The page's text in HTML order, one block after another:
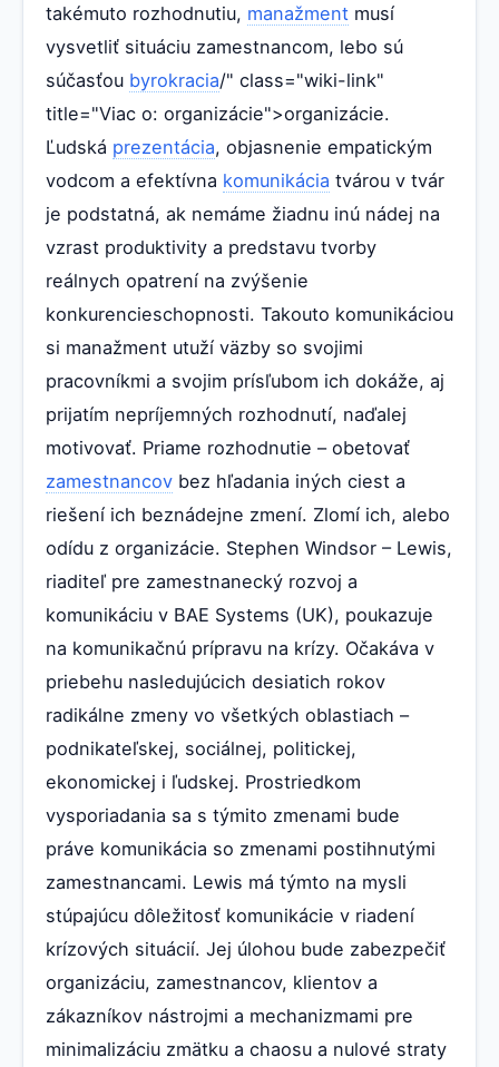
takémuto rozhodnutiu, manažment musí
vysvetliť situáciu zamestnancom, lebo sú
súčasťou byrokracia/" class="wiki-link"
title="Viac o: organizácie">organizácie.
Ľudská prezentácia, objasnenie empatickým
vodcom a efektívna komunikácia tvárou v tvár
je podstatná, ak nemáme žiadnu inú nádej na
vzrast produktivity a predstavu tvorby
reálnych opatrení na zvýšenie
konkurencieschopnosti. Takouto komunikáciou
si manažment utuží väzby so svojimi
pracovníkmi a svojim prísľubom ich dokáže, aj
prijatím nepríjemných rozhodnutí, naďalej
motivovať. Priame rozhodnutie – obetovať
zamestnancov bez hľadania iných ciest a
riešení ich beznádejne zmení. Zlomí ich, alebo
odídu z organizácie. Stephen Windsor – Lewis,
riaditeľ pre zamestnanecký rozvoj a
komunikáciu v BAE Systems (UK), poukazuje
na komunikačnú prípravu na krízy. Očakáva v
priebehu nasledujúcich desiatich rokov
radikálne zmeny vo všetkých oblastiach –
podnikateľskej, sociálnej, politickej,
ekonomickej i ľudskej. Prostriedkom
vysporiadania sa s týmito zmenami bude
práve komunikácia so zmenami postihnutými
zamestnancami. Lewis má týmto na mysli
stúpajúcu dôležitosť komunikácie v riadení
krízových situácií. Jej úlohou bude zabezpečiť
organizáciu, zamestnancov, klientov a
zákazníkov nástrojmi a mechanizmami pre
minimalizáciu zmätku a chaosu a nulové straty